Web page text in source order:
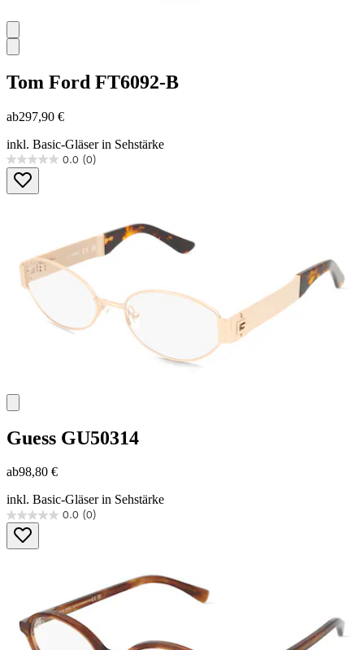
Tom Ford FT6092-B
ab297,90 €
inkl. Basic-Gläser in Sehstärke
0.0 (0)
0.0
von
5
Guess GU50314
ab98,80 €
inkl. Basic-Gläser in Sehstärke
0.0 (0)
0.0
von
5